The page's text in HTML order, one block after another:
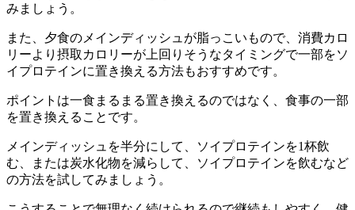
みましょう。
また、夕食のメインディッシュが脂っこいもので、消費カロ
リーより摂取カロリーが上回りそうなタイミングで一部をソ
イプロテインに置き換える方法もおすすめです。
ポイントは一食まるまる置き換えるのではなく、食事の一部
を置き換えることです。
メインディッシュを半分にして、ソイプロテインを1杯飲
む、または炭水化物を減らして、ソイプロテインを飲むなど
の方法を試してみましょう。